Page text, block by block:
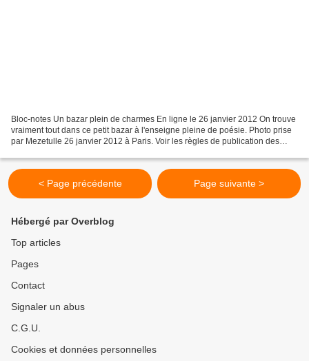
Bloc-notes Un bazar plein de charmes En ligne le 26 janvier 2012 On trouve
vraiment tout dans ce petit bazar à l'enseigne pleine de poésie. Photo prise
par Mezetulle 26 janvier 2012 à Paris. Voir les règles de publication des
< Page précédente Page suivante >
Hébergé par Overblog
Top articles
Pages
Contact
Signaler un abus
C.G.U.
Cookies et données personnelles